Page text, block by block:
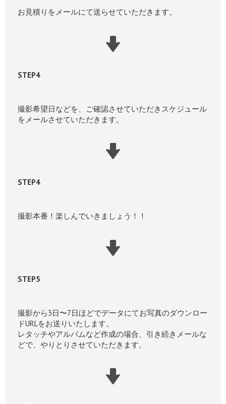
お見積りをメールにて送らせていただきます。
STEP4
撮影希望日などを、ご確認させていただきスケジュール
をメールさせていただきます。
STEP4
撮影本番！楽しんでいきましょう！！
STEP5
撮影から3日〜7日ほどでデータにてお写真のダウンロー
ドURLをお送りいたします。
レタッチやアルバムなど作成の場合、引き続きメールな
どで、やりとりさせていただきます。